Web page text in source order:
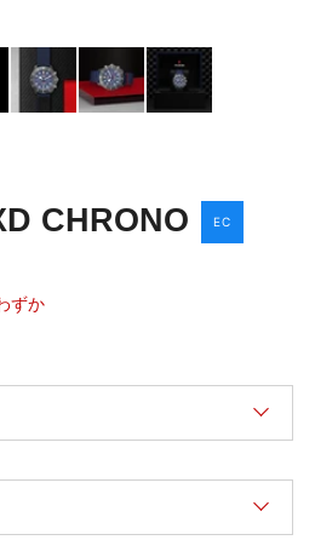
ベイを詳しく見る
ォッチの全商品を見る
CHRONO EC
ずか